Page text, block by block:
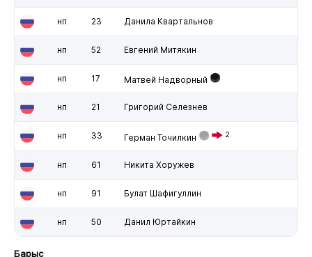
нп 23 Данила Квартальнов
нп 52 Евгений Митякин
нп 17 Матвей Надворный
нп 21 Григорий Селезнев
нп 33 Герман Точилкин 2
нп 61 Никита Хоружев
нп 91 Булат Шафигуллин
нп 50 Данил Юртайкин
Барыс